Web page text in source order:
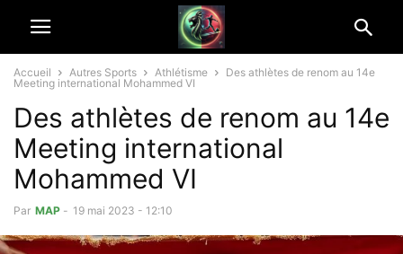
Accueil Autres Sports Athlétisme
Des athlètes de renom au 14e
Meeting international Mohammed VI
Des athlètes de renom au 14e
Meeting international
Mohammed VI
Par MAP - 19 mai 2023 - 12:10